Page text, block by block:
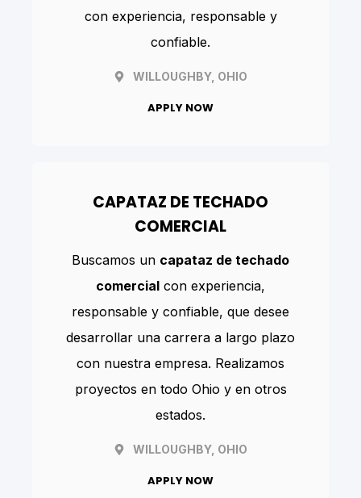
con experiencia, responsable y
confiable.
WILLOUGHBY, OHIO
APPLY NOW
CAPATAZ DE TECHADO
COMERCIAL
Buscamos un capataz de techado
comercial con experiencia,
responsable y confiable, que desee
desarrollar una carrera a largo plazo
con nuestra empresa. Realizamos
proyectos en todo Ohio y en otros
estados.
WILLOUGHBY, OHIO
APPLY NOW